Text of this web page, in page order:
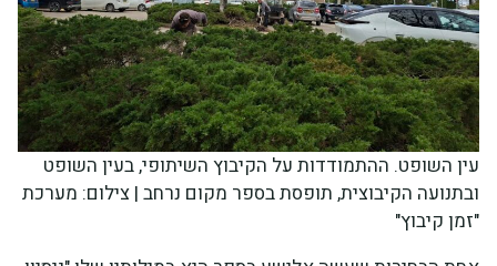
עין השופט. ההתמודדות על הקיבוץ השיתופי, בעין השופט
ובתנועה הקיבוצית, תופסת בספר מקום נרחב | צילום: מערכת
"זמן קיבוץ"